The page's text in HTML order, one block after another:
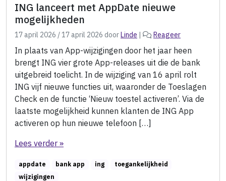
ING lanceert met AppDate nieuwe
mogelijkheden
17 april 2026 /17 april 2026 door Linde Reageer
In plaats van App-wijzigingen door het jaar heen
brengt ING vier grote App-releases uit die de bank
uitgebreid toelicht. In de wijziging van 16 april rolt
ING vijf nieuwe functies uit, waaronder de Toeslagen
Check en de functie ‘Nieuw toestel activeren’. Via de
laatste mogelijkheid kunnen klanten de ING App
activeren op hun nieuwe telefoon […]
Lees verder »
appdate bank app ing
toegankelijkheid
wijzigingen